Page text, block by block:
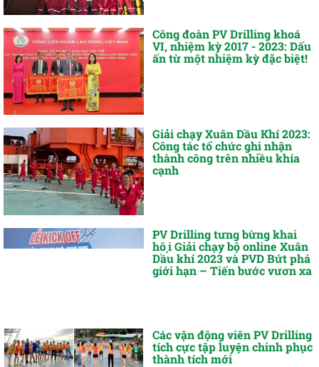
Công đoàn PV Drilling khoá
VI, nhiệm kỳ 2017 - 2023: Dấu
ấn từ một nhiệm kỳ đặc biệt!
Giải chạy Xuân Dầu Khí 2023:
Công tác tổ chức ghi nhận
thành công trên nhiều khía
cạnh
PV Drilling tưng bừng khai
hội Giải chạy bộ online Xuân
Dầu khí 2023 và PVD Bứt phá
giới hạn – Tiến bước vươn xa
Các vận động viên PV Drilling
tích cực tập luyện chinh phục
thành tích mới